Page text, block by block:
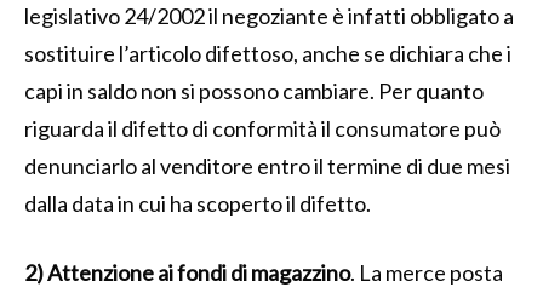
legislativo 24/2002 il negoziante è infatti obbligato a
sostituire l’articolo difettoso, anche se dichiara che i
capi in saldo non si possono cambiare. Per quanto
riguarda il difetto di conformità il consumatore può
denunciarlo al venditore entro il termine di due mesi
dalla data in cui ha scoperto il difetto.
2) Attenzione ai fondi di magazzino. La merce posta